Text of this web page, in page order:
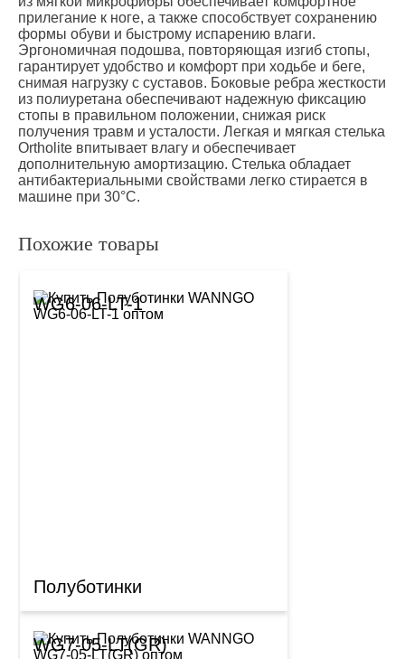
прилегание к ноге, а также способствует сохранению
формы обуви и быстрому испарению влаги.
Эргономичная подошва, повторяющая изгиб стопы,
гарантирует удобство и комфорт при ходьбе и беге,
снимая нагрузку с суставов. Боковые ребра жесткости
из полиуретана обеспечивают надежную фиксацию
стопы в правильном положении, снижая риск
получения травм и усталости. Легкая и мягкая стелька
Ortholite впитывает влагу и обеспечивает
дополнительную амортизацию. Стелька обладает
антибактериальными свойствами легко стирается в
машине при 30°C.
Похожие товары
WG6-06-LT-1
Полуботинки
WG7-05-LT(GR)